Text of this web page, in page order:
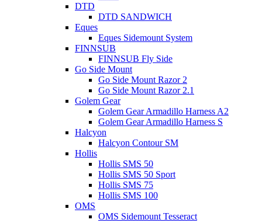
DTD
DTD SANDWICH
Eques
Eques Sidemount System
FINNSUB
FINNSUB Fly Side
Go Side Mount
Go Side Mount Razor 2
Go Side Mount Razor 2.1
Golem Gear
Golem Gear Armadillo Harness A2
Golem Gear Armadillo Harness S
Halcyon
Halcyon Contour SM
Hollis
Hollis SMS 50
Hollis SMS 50 Sport
Hollis SMS 75
Hollis SMS 100
OMS
OMS Sidemount Tesseract